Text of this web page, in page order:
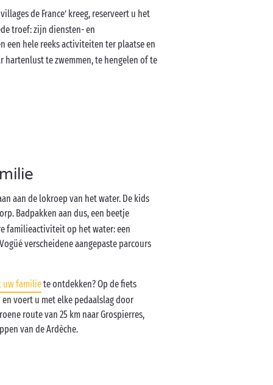
de France’ kreeg, reserveert u het
troef: zijn diensten- en
een hele reeks activiteiten ter plaatse en
hartenlust te zwemmen, te hengelen of te
aan de lokroep van het water. De kids
Badpakken aan dus, een beetje
familieactiviteit op het water: een
verscheidene aangepaste parcours
uw familiete ontdekken? Op de fiets
voert u met elke pedaalslag door
route van 25 km naar Grospierres,
van de Ardèche.